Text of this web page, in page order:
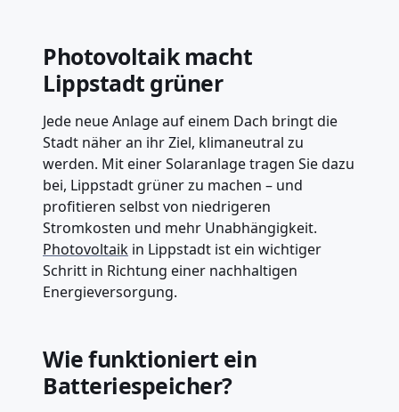
Photovoltaik macht
Lippstadt grüner
Jede neue Anlage auf einem Dach bringt die
Stadt näher an ihr Ziel, klimaneutral zu
werden. Mit einer Solaranlage tragen Sie dazu
bei, Lippstadt grüner zu machen – und
profitieren selbst von niedrigeren
Stromkosten und mehr Unabhängigkeit.
Photovoltaik in Lippstadt ist ein wichtiger
Schritt in Richtung einer nachhaltigen
Energieversorgung.
Wie funktioniert ein
Batteriespeicher?